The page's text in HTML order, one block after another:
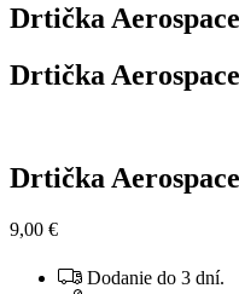
Drtička
Drtička
Drtička
9,00 €
Dodanie do 3 dní.